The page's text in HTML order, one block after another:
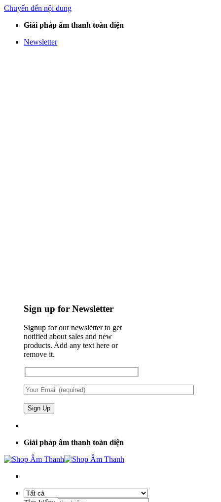
Chuyển đến nội dung
Giải pháp âm thanh toàn diện
Newsletter
Sign up for Newsletter
Signup for our newsletter to get
notified about sales and new
products. Add any text here or
remove it.
Giải pháp âm thanh toàn diện